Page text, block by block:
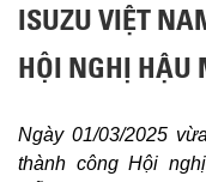
ISUZU VIỆT
HỘI NGHỊ HẬU
Ngày 01/03/2025
thành công Hội